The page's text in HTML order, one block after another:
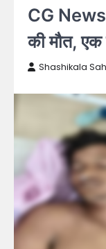
CG
की मौत,
Shashikala